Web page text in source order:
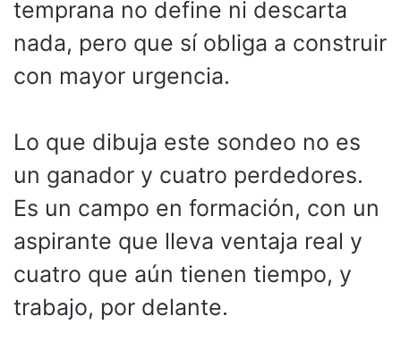
temprana no define ni descarta
nada, pero que sí obliga a construir
con mayor urgencia.
Lo que dibuja este sondeo no es
un ganador y cuatro perdedores.
Es un campo en formación, con un
aspirante que lleva ventaja real y
cuatro que aún tienen tiempo, y
trabajo, por delante.